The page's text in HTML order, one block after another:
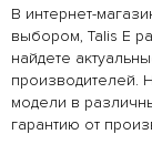
В интернет-
выбором, Talis E
найдете
производителей.
модели в
гарантию от